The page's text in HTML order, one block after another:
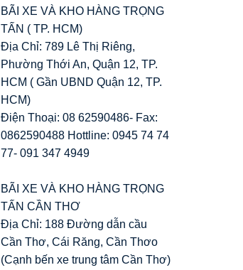
BÃI XE VÀ KHO HÀNG TRỌNG
TẤN ( TP. HCM)
Địa Chỉ: 789 Lê Thị Riêng,
Phường Thới An, Quận 12, TP.
HCM ( Gần UBND Quận 12, TP.
HCM)
Điện Thoại: 08 62590486- Fax:
0862590488 Hottline: 0945 74 74
77- 091 347 4949
BÃI XE VÀ KHO HÀNG TRỌNG
TẤN CẦN THƠ
Địa Chỉ: 188 Đường dẫn cầu
Cần Thơ, Cái Răng, Cần Thơo
(Cạnh bến xe trung tâm Cần Thơ)